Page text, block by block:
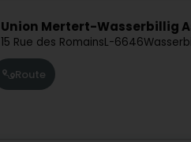
Union Mertert-Wasserbillig
15 Rue des RomainsL-6646
Route